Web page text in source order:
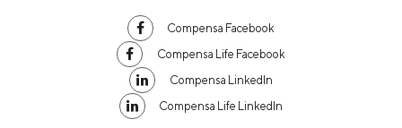
Compensa Facebook
Compensa Life Facebook
Compensa LinkedIn
Compensa Life LinkedIn